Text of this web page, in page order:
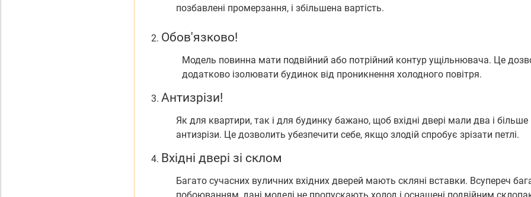
позбавлені промерзання, і збільшена вартість.
Обов'язково!
Модель повинна мати подвійний або потрійний контур ущільнювача. Це
додатково ізолювати будинок від проникнення холодного повітря.
Антизрізи!
Як для квартири, так і для будинку бажано, щоб вхідні двері мали два і більше
антизрізи. Це дозволить убезпечити себе, якщо злодій спробує зрізати петлі.
Вхідні двері зі склом
Багато сучасних вуличних вхідних дверей мають скляні вставки. Всупереч